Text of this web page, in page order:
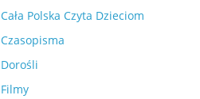
Cała Polska Czyta Dzieciom
Czasopisma
Dorośli
Filmy